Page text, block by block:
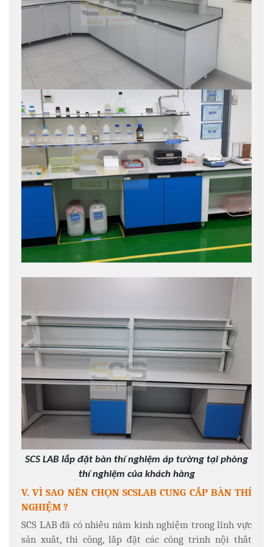
SCS LAB lắp đặt bàn thí nghiệm áp tường tại phòng
thí nghiệm của khách hàng
V. VÌ SAO NÊN CHỌN SCSLAB CUNG CẤP BÀN THÍ
NGHIỆM ?
SCS LAB đã có nhiều năm kinh nghiệm trong lĩnh vực
sản xuất, thi công, lắp đặt các công trình nội thất